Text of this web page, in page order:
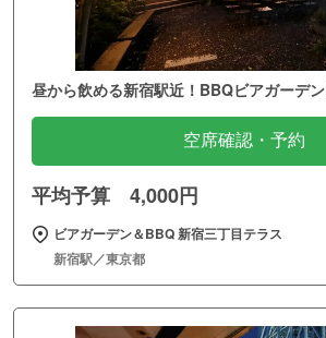
昼から飲める新宿駅近！BBQビアガーデ
空席確認・予約
平均予算 4,000円
ビアガーデン＆BBQ 新宿三丁目テラス
新宿駅／東京都